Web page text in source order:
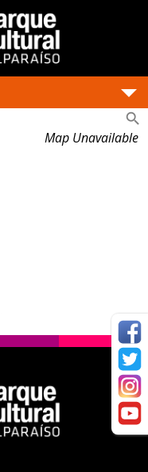
arrow_drop_down
search
Map Unavailable